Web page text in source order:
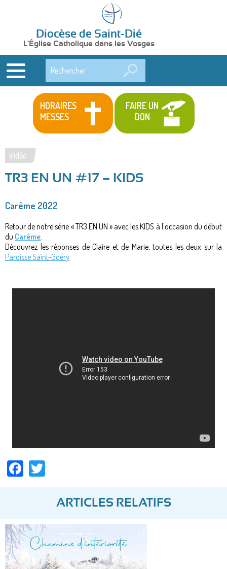
Diocèse de Saint-Dié
L'Église Catholique dans les Vosges
HORAIRES
MESSES
FAIRE UN
DON
Vous
êtes
ici
Vidéo
TR3 EN UN #17 – KIDS
Carême 2022
Retour de notre série « TR3 EN UN » avec les KIDS à l'occasion du début
du Carême
Découvrez les réponses de Claire et de Marie, toutes les deux sur la
Paroisse Saint-Goëry
Facebook
ARTICLES RELATIFS